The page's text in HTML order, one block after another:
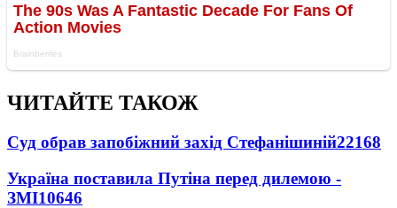
ЧИТАЙТЕ ТАКОЖ
Суд обрав запобіжний захід Стефанішиній22168
Україна поставила Путіна перед дилемою -
ЗМІ10646